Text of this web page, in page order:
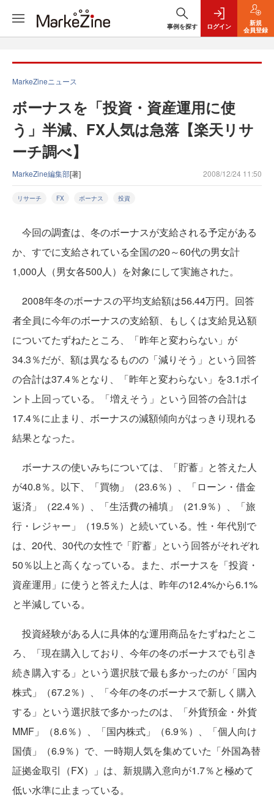
事例を探す ログイン
新規
会員登録
MarkeZineニュース
ボーナスを「投資・資産運用に使
う」半減、FX人気は急落【楽天リサ
ーチ調べ】
MarkeZine編集部[著] 2008/12/24 11:50
リサーチ FX ボーナス 投資
今回の調査は、冬のボーナスが支給される予定がある
か、すでに支給されている全国の20～60代の男女計
1,000人（男女各500人）を対象にして実施された。
2008年冬のボーナスの平均支給額は56.44万円。回答
者全員に今年のボーナスの支給額、もしくは支給見込額
についてたずねたところ、「昨年と変わらない」が
34.3％だが、額は異なるものの「減りそう」という回答
の合計は37.4％となり、「昨年と変わらない」を3.1ポイ
ント上回っている。「増えそう」という回答の合計は
17.4％に止まり、ボーナスの減額傾向がはっきり現れる
結果となった。
ボーナスの使いみちについては、「貯蓄」と答えた人
が40.8％。以下、「買物」（23.6％）、「ローン・借金
返済」（22.4％）、「生活費の補填」（21.9％）、「旅
行・レジャー」（19.5％）と続いている。性・年代別で
は、20代、30代の女性で「貯蓄」という回答がそれぞれ
50％以上と高くなっている。また、ボーナスを「投資・
資産運用」に使うと答えた人は、昨年の12.4%から6.1%
と半減している。
投資経験がある人に具体的な運用商品をたずねたとこ
ろ、「現在購入しており、今年の冬のボーナスでも引き
続き購入する」という選択肢で最も多かったのが「国内
株式」（67.2％）、「今年の冬のボーナスで新しく購入
する」という選択肢で多かったのは、「外貨預金・外貨
MMF」（8.6％）、「国内株式」（6.9％）、「個人向け
国債」（6.9％）で、一時期人気を集めていた「外国為替
証拠金取引（FX）」は、新規購入意向が1.7％と極めて
低い水準に止まっている。